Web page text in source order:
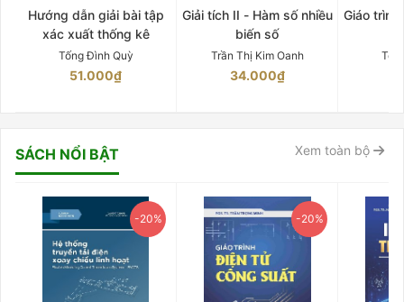
Hướng dẫn giải bài tập
xác xuất thống kê
Tống Đình Quỳ
51.000₫
Giải tích II - Hàm số nhiều
biến số
Trần Thị Kim Oanh
34.000₫
Giáo
SÁCH NỔI BẬT Xem toàn bộ
-20% -20%